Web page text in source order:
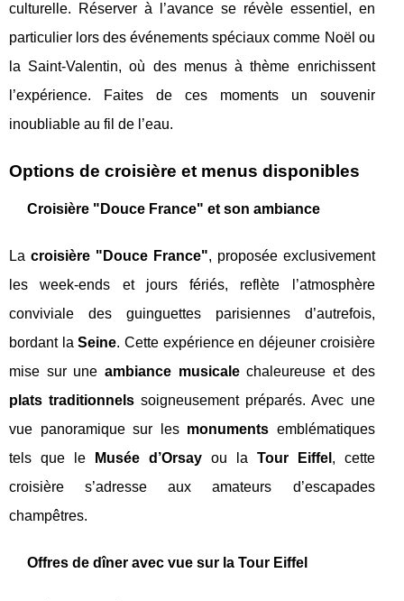
culturelle. Réserver à l’avance se révèle essentiel, en
particulier lors des événements spéciaux comme Noël ou
la Saint-Valentin, où des menus à thème enrichissent
l’expérience. Faites de ces moments un souvenir
inoubliable au fil de l’eau.
Options de croisière et menus disponibles
Croisière "Douce France" et son ambiance
La croisière "Douce France", proposée exclusivement
les week-ends et jours fériés, reflète l’atmosphère
conviviale des guinguettes parisiennes d’autrefois,
bordant laSeine. Cette expérience en déjeuner croisière
mise sur une ambiance musicalechaleureuse et des
plats traditionnels soigneusement préparés. Avec une
vue panoramique sur les monuments emblématiques
tels que le
Musée d’Orsayou la Tour Eiffel , cette
croisière s’adresse aux amateurs d’escapades
champêtres.
Offres de dîner avec vue sur la Tour Eiffel